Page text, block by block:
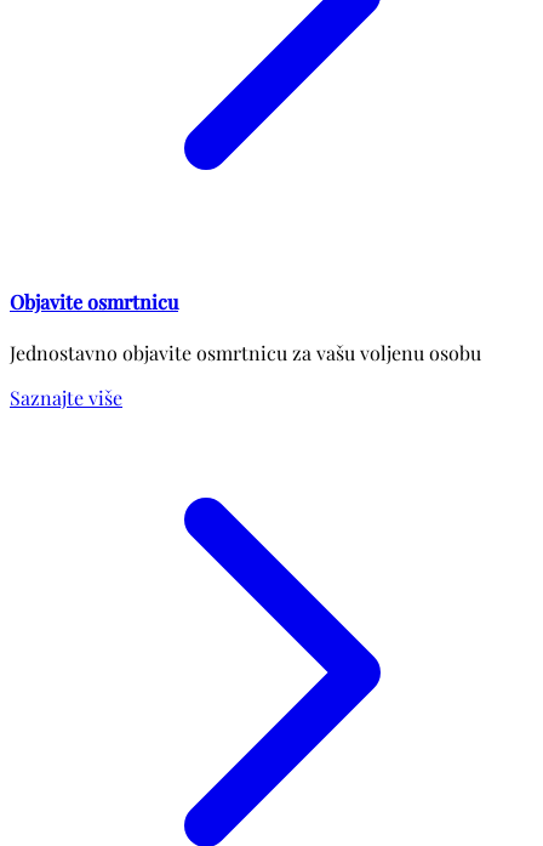
Objavite osmrtnicu
Jednostavno objavite osmrtnicu za vašu voljenu osobu
Saznajte više